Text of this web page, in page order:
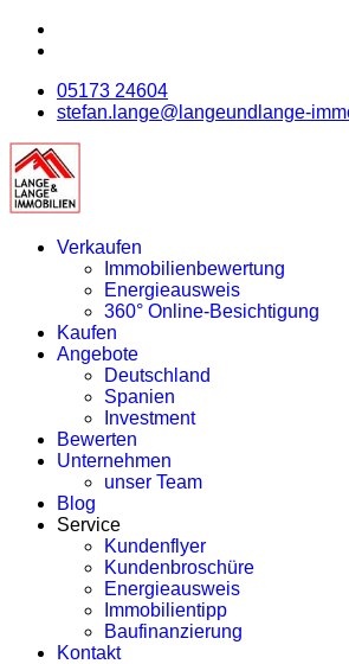
05173 24604
stefan.lange@langeundlange-
Verkaufen
Immobilienbewertung
Energieausweis
360° Online-Besichtigung
Kaufen
Angebote
Deutschland
Spanien
Investment
Bewerten
Unternehmen
unser Team
Blog
Service
Kundenflyer
Kundenbroschüre
Energieausweis
Immobilientipp
Baufinanzierung
Kontakt